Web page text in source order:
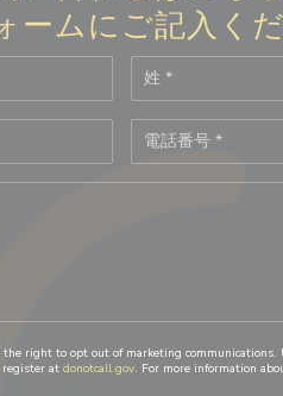
ームにご記入くだ
right to opt out of marketing
register at donotcall.gov. For more information